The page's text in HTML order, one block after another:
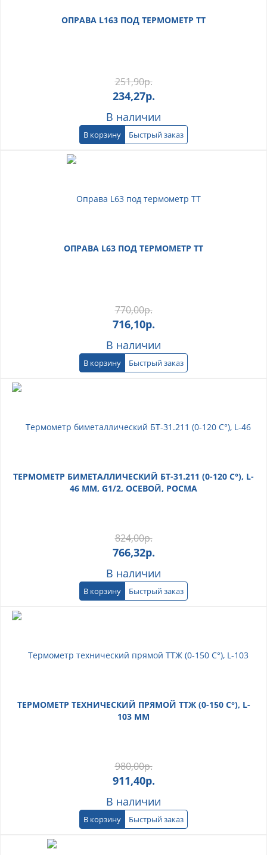
ОПРАВА L163 ПОД ТЕРМОМЕТР ТТ
251,90р.
234,27р.
В наличии
В корзину Быстрый заказ
ОПРАВА L63 ПОД ТЕРМОМЕТР ТТ
770,00р.
716,10р.
В наличии
В корзину Быстрый заказ
ТЕРМОМЕТР БИМЕТАЛЛИЧЕСКИЙ БТ-31.211 (0-120 С°), L-
46 ММ, G1/2, ОСЕВОЙ, РОСМА
824,00р.
766,32р.
В наличии
В корзину Быстрый заказ
ТЕРМОМЕТР ТЕХНИЧЕСКИЙ ПРЯМОЙ ТТЖ (0-150 С°), L-
103 ММ
980,00р.
911,40р.
В наличии
В корзину Быстрый заказ